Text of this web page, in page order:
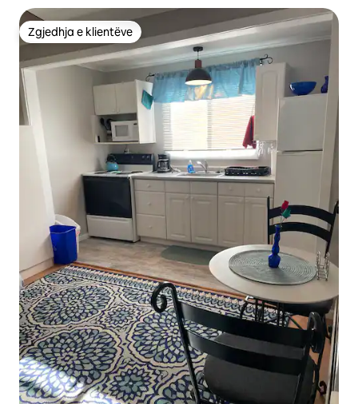
Zgjedhja e klientëve
Zgjedhja e klientëve